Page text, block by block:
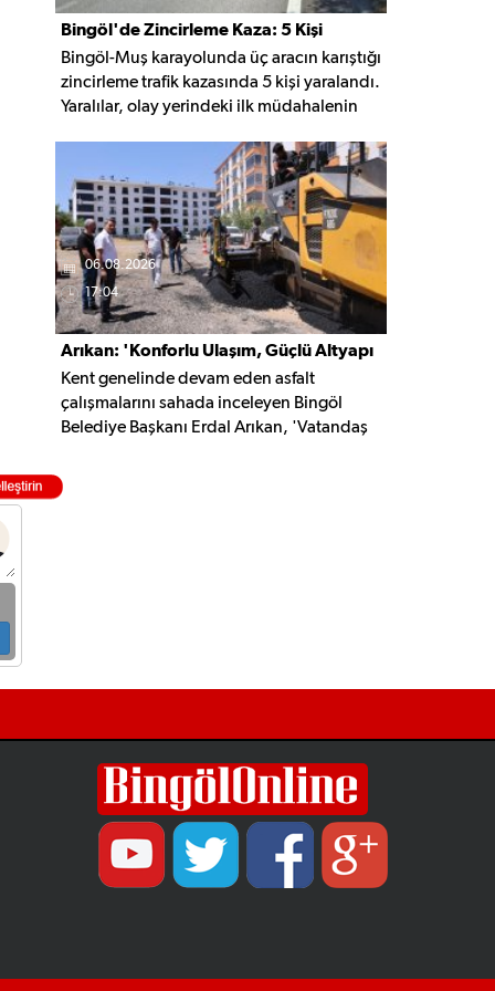
Bingöl'de Zincirleme Kaza: 5 Kişi
Yaralandı
Bingöl-Muş karayolunda üç aracın karıştığı
zincirleme trafik kazasında 5 kişi yaralandı.
Yaralılar, olay yerindeki ilk müdahalenin
06.08.2026
17:04
Arıkan: 'Konforlu Ulaşım, Güçlü Altyapı
İçin Çalışıyoruz'
Kent genelinde devam eden asfalt
çalışmalarını sahada inceleyen Bingöl
Belediye Başkanı Erdal Arıkan, 'Vatandaş
hayatına kattığı konforu hatırlar' diyerek,